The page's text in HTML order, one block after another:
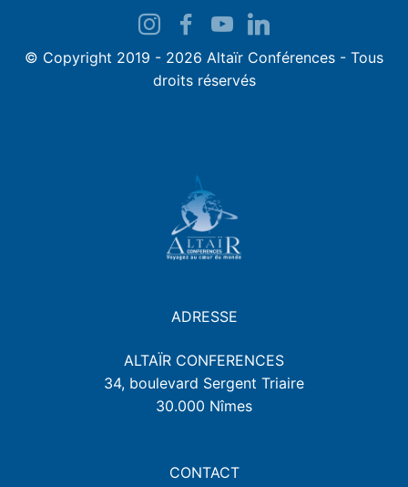
© Copyright 2019 - 2026 Altaïr Conférences - Tous
droits réservés
ADRESSE
ALTAÏR CONFERENCES
34, boulevard Sergent Triaire
30.000 Nîmes
CONTACT